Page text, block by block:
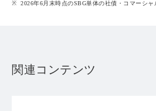
2026年6月末時点のSBG単体の社債・コマーシ
関連コンテンツ